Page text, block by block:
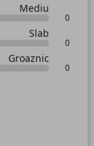
Mediu
0
Slab
0
Groaznic
0